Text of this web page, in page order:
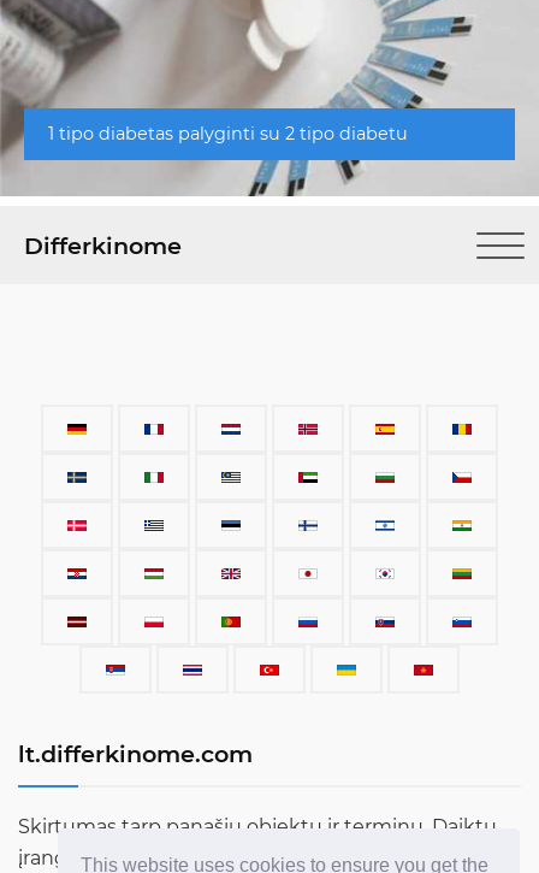
This website uses cookies to ensure you get the
1 tipo diabetas palyginti su 2 tipo diabetu
Differkinome
lt.differkinome.com
Skirtumas tarp panašių objektų ir terminų. Daiktų,
įrangos, automobilių, terminų, žmonių ir viso kito,